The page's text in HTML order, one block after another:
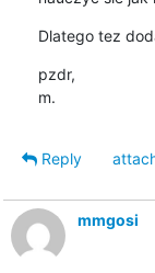
Dlatego tez
pzdr,
m.
Reply
mmgosi